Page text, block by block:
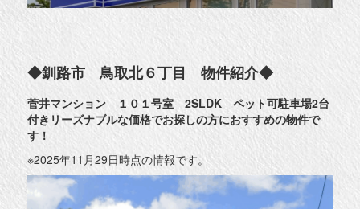
◆釧路市 鳥取北６丁目 物件紹介◆
菅井マンション １０１号室2SLDK ペット可駐車場2台
付きリーズナブルな価格でお探しの方におすすめの物件で
す！
※2025年11月29日時点の情報です。